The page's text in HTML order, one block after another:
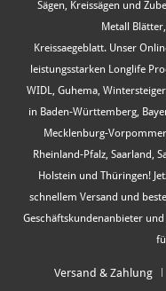
Sägen, Kreissägen und
Metall
Kreissaegeblatt. Unser
leistungsstarken Longlife
WIDL, Guhema,
in Baden-Württemberg,
Mecklenburg-
Rheinland-Pfalz, Saarland,
Holstein und Thüringen!
schnellem Versand und
Geschäftskundenanbieter
Versand & Zahlung